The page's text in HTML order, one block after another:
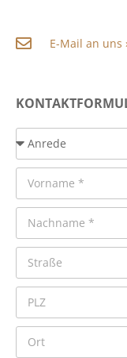
E-Mail an uns